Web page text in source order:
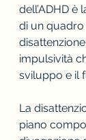
dell’ADHD è
di un
impulsività
sviluppo e il
La
piano